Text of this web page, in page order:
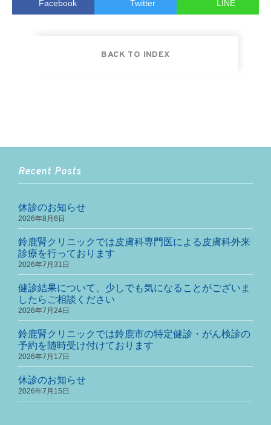
Facebook Twitter LINE
BACK TO INDEX
Recent Posts
休診のお知らせ
2026年8月6日
鈴鹿腎クリニックでは皮膚科専門医による皮膚科外来
診療を行っております
2026年7月31日
健診結果について、少しでも気になることがございま
したらご相談ください
2026年7月24日
鈴鹿腎クリニックでは鈴鹿市の特定健診・がん検診の
予約を随時受け付けております
2026年7月17日
休診のお知らせ
2026年7月15日